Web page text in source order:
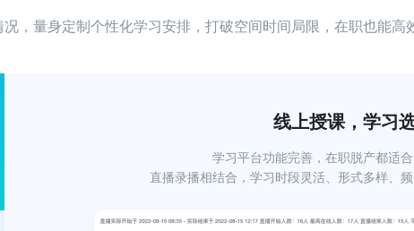
况，量身定制个性化学习安排，打破空间时间局限，在职也能高
线上授课，学习
学习平台功能完善，在职脱产都适
直播录播相结合，学习时段灵活、形式多样、